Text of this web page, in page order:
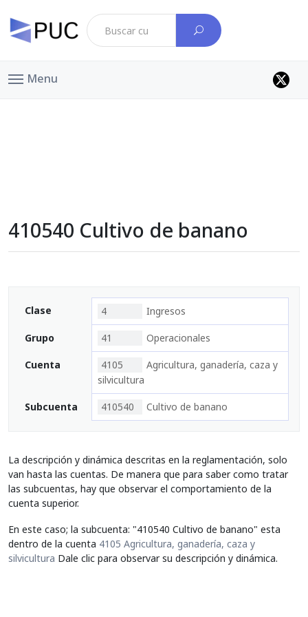
Menu
410540 Cultivo de banano
Clase 4 Ingresos
Grupo 41 Operacionales
Cuenta 4105
Agricultura, ganadería, caza y
silvicultura
Subcuenta 410540 Cultivo de banano
La descripción y dinámica descritas en la reglamentación, solo
van hasta las cuentas. De manera que para saber como tratar
las subcuentas, hay que observar el comportamiento de la
cuenta superior.
En este caso; la subcuenta: "410540 Cultivo de banano" esta
dentro de la cuenta 4105 Agricultura, ganadería, caza y
silvicultura Dale clic para observar su descripción y dinámica.